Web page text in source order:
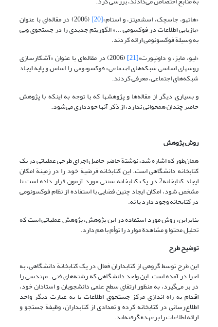
«هاتهو، جاسچک، اسشمیتز، و استام»[20] (2006) در مقاله‌ای با عنوان
«بازیابی اطلاعات در فوکسومی ...» الگوریتم جدیدی را در جستجوی وبی
به وسیلة فوکسونومی ارائه کردند.
«لیو، مایز، و داونپورت»[21] (2006) در مقاله‌ای با عنوان «آشکارسازی
روشهای اساسی شبکه‌های اجتماعی» فوکسونومی را اساس و پایة ایجاد
شبکه‌های اجتماعی، معرفی کردند.
و بسیاری دیگر از مقاله‌ها و پژوهشها که با توجه به اینکه با پژوهش
حاضر چندان همخوانی ندارد، از ذکر آنها خودداری می‌شود.
روش پژوهش
همان‌طور که اشاره شد، نوشتة حاضر حاصل اجرای طرحی عملیاتی در یک
کتابخانه دانشگاهی است. این کتابخانه فرضیة خود را در زمینة امکان
ایجاد کتابخانه2 در یک کتابخانه سنتی مورد آزمون قرار داده است تا
مشخص شود، امکان ایجاد چنین فضایی با استفاده از نظام فوکسونومی
در کتابخانه وجود دارد یا نه.
بنابراین، روش مورد استفاده در این پژوهش، پژوهش عملیاتی است که
تحلیل محتوا و مشاهدة موارد را توأم با هم دارد.
توضیح طرح
این طرح توسط گروهی از کتابداران فعال در یک کتابخانة دانشگاهی، به
اجرا در آمده است. این واحد دانشگاهی که رشته‌های فنی ـ مهندسی را
در بر می‌گیرد، به منظور ارتقای سطح علمی دانشجویان و استادان خود،
اقدام به راه اندازی مرکز جستجوی اطلاعات یا به عبارت دیگر واحد
اطلاع‌رسانی در کتابخانه کرده و تعدادی از کتابداران، وظیفة جستجو و
ارائه اطلاعات را برعهده گرفته‌اند.